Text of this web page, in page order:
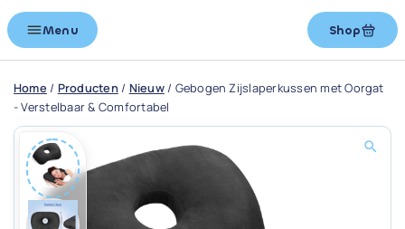
Menu Shop
Home / Producten/ Nieuw/ Gebogen Zijslaperkussen met Oorgat
- Verstelbaar & Comfortabel